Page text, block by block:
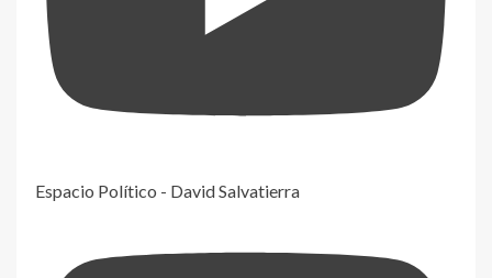
Espacio Político - David Salvatierra